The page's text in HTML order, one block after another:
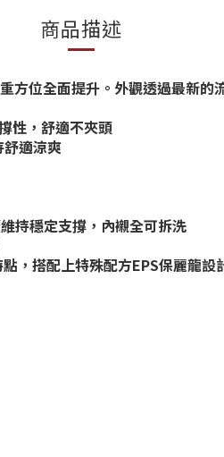
商品描述
位全面提升。外觀透過最新
性，舒適不夾頭
適涼爽
持穩定支撐，內襯全可拆洗
搭配上特殊配方EPS保麗龍設